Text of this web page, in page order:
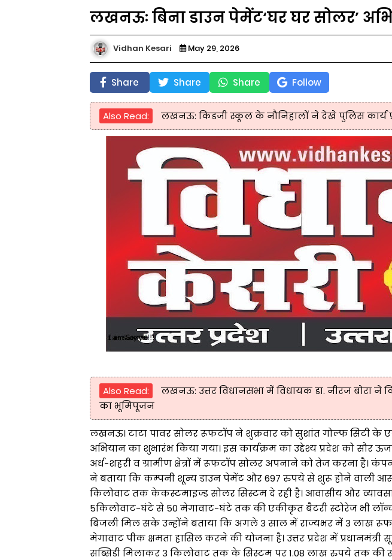
लखनऊः बिना डाउन पेमेंट‘घर घर सोलर’
Vidhan Kesari May 29, 2026
Share Share Share Follow
Also Read: लखनऊ: किडजी स्कूल के नौनिहालों ने देखे पुलिस कार्य
Also Read:
लखनऊ: उत्तर विधानसभा में विधायक डा. नीरज बोरा ने
का भूमिपूजन
लखनऊ। टाटा पावर सोलर रूफटॉप ने शुक्रवार को सुशांत गोल्फ सिटी के
अभियान का शुभारंभ किया गया। इस कार्यक्रम का उद्देश्य प्रदेश को सौर
अर्ध-शहरी व ग्रामीण क्षेत्रों में रूफटॉप सोलर अपनाने को तेज करना है।
ने बताया कि कम्पनी शून्य डाउन पेमेंट और 697 रुपये से शुरू होने वाली
किलोवाट तक केकस्टमाइज्ड सोलर सिस्टम दे रही है। आवासीय और
5किलोवाट-घंटे से 50 मेगावाट-घंटे तक की एकीकृत बैटरी स्टोरेज भी
बिजली मिल सके उन्होंने बताया कि अगले 3 साल में राज्यभर में 3 लाख
मेगावाट पीक क्षमता हासिल करने की योजना है। उत्तर प्रदेश में प्रधानमंत्री
सब्सिडी मिलाकर 3 किलोवाट तक के सिस्टम पर 1.08 लाख रुपये तक की